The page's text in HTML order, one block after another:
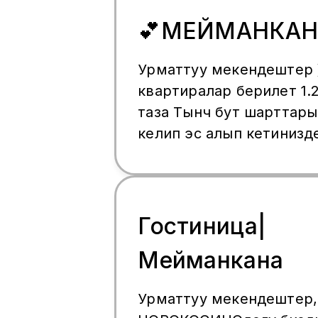
🕒 түнгө 🌙 суткага 🗓 берилет.
ЧАЛ: +7 963 991-08-88
связь 🤍 Жөн гана кел,
Урматтуу мекендештер
квартиралар берилет
таза Тынч бут
келип эс алып
м Преображенская
Гостиница|
Мейманкана
Урматтуу